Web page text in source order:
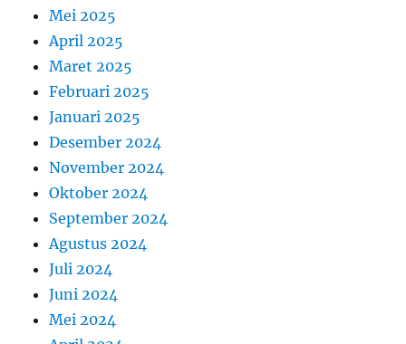
Mei 2025
April 2025
Maret 2025
Februari 2025
Januari 2025
Desember 2024
November 2024
Oktober 2024
September 2024
Agustus 2024
Juli 2024
Juni 2024
Mei 2024